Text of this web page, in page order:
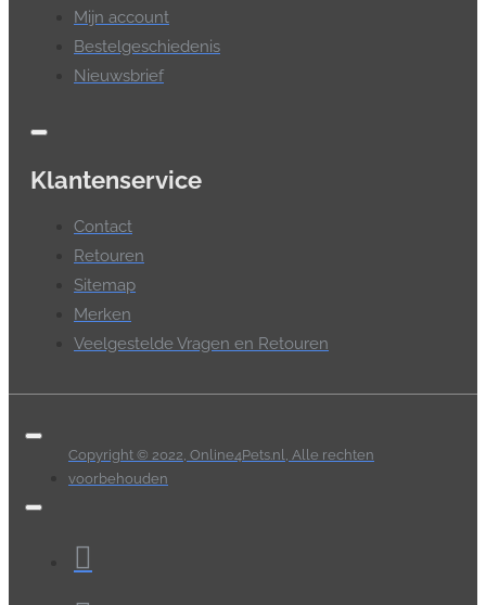
Mijn account
Bestelgeschiedenis
Nieuwsbrief
Klantenservice
Contact
Retouren
Sitemap
Merken
Veelgestelde Vragen en Retouren
Copyright © 2022, Online4Pets.nl, Alle rechten
voorbehouden